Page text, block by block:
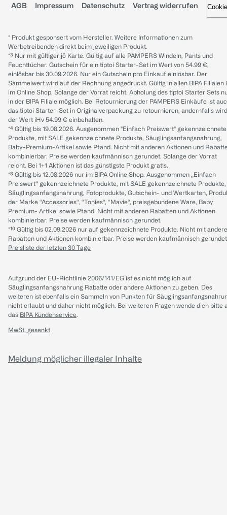
AGB Impressum Datenschutz Vertrag widerrufen
* Produkt gesponsert vom Hersteller. Weitere Informationen zum
Werbetreibenden direkt beim jeweiligen Produkt.
*³ Nur mit gültiger jö Karte. Gültig auf alle PAMPERS Windeln, Pants und
Feuchttücher. Gutschein für ein tiptoi Starter-Set im Wert von 54.99 €,
einlösbar bis 30.09.2026. Nur ein Gutschein pro Einkauf einlösbar. Der
Sammelwert wird auf der Rechnung angedruckt. Gültig in allen BIPA Filialen
im Online Shop. Solange der Vorrat reicht. Abholung des tiptoi Starter Sets
in der BIPA Filiale möglich. Bei Retournierung der PAMPERS Einkäufe ist
das tiptoi Starter-Set in Originalverpackung zu retournieren, andernfalls wird
der Wert iHv 54.99 € einbehalten.
*⁴ Gültig bis 19.08.2026. Ausgenommen "Einfach Preiswert" gekennzeichnete
Produkte, mit SALE gekennzeichnete Produkte, Säuglingsanfangsnahrung,
Baby-Premium-Artikel sowie Pfand. Nicht mit anderen Aktionen und
kombinierbar. Preise werden kaufmännisch gerundet. Solange der Vorrat
reicht. Bei 1+1 Aktionen ist das günstigste Produkt gratis.
*⁸ Gültig bis 12.08.2026 nur im BIPA Online Shop. Ausgenommen „Einfach
Preiswert“ gekennzeichnete Produkte, mit SALE gekennzeichnete Produkte,
Säuglingsanfangsnahrung, Fotoprodukte, Gutschein- und Wertkarten,
der Marke “Accessories“, “Tonies“, “Mavie“, preisgebundene Ware, Baby
Premium- Artikel sowie Pfand. Nicht mit anderen Rabatten und Aktionen
kombinierbar. Preise werden kaufmännisch gerundet.
*¹⁰ Gültig bis 02.09.2026 nur auf gekennzeichnete Produkte. Nicht mit
Rabatten und Aktionen kombinierbar. Preise werden kaufmännisch
Preisliste der letzten 30 Tage
Aufgrund der EU-Richtlinie 2006/141/EG ist es nicht möglich auf
Säuglingsanfangsnahrung Rabatte oder andere Aktionen zu geben. Des
weiteren ist ebenfalls ein Sammeln von Punkten für
nicht erlaubt und daher nicht möglich. Bei weiteren Fragen wende dich bitte
das BIPA Kundenservice.
MwSt. gesenkt
Meldung möglicher illegaler Inhalte